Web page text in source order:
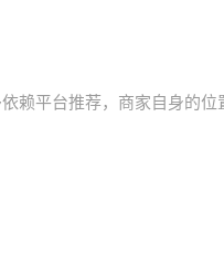
赖平台推荐，商家自身的